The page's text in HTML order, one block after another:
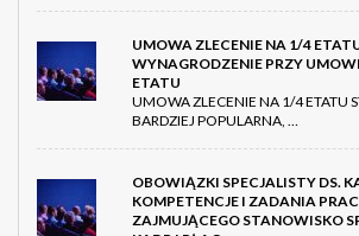
UMOWA ZLECENIE NA 1/4
WYNAGRODZENIE PRZY
ETATU
UMOWA ZLECENIE NA 1/4 ETATU
BARDZIEJ POPULARNA, …
OBOWIĄZKI SPECJALISTY DS.
KOMPETENCJE I ZADANIA
ZAJMUJĄCEGO STANOWISKO